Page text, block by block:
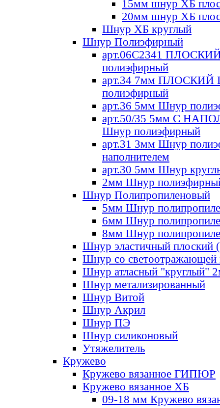
15мм шнур ХБ
20мм шнур ХБ
Шнур ХБ круглый
Шнур Полиэфирный
арт.06С2341
полиэфирный
арт.34 7мм ПЛОСКИЙ
полиэфирный
арт.36 5мм Шнур
арт.50/35 5мм С
Шнур полиэфирный
арт.31 3мм Шнур
наполнителем
арт.30 5мм Шнур
2мм Шнур
Шнур Полипропиленовый
5мм Шнур
6мм Шнур
8мм Шнур
Шнур эластичный плоский
Шнур со светоотражающей
Шнур атласный "круглый"
Шнур метализированный
Шнур Витой
Шнур Акрил
Шнур ПЭ
Шнур силиконовый
Утяжелитель
Кружево
Кружево вязанное ГИПЮР
Кружево вязанное ХБ
09-18 мм Кружево